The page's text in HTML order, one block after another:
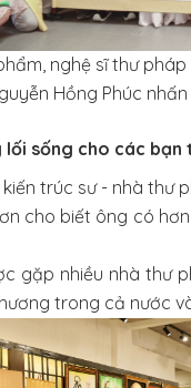
nghệ sĩ thư
Hồng Phúc nhấn
lối sống cho các bạn
trúc sư - nhà thư
cho biết ông có
gặp nhiều nhà thư
trong cả nước